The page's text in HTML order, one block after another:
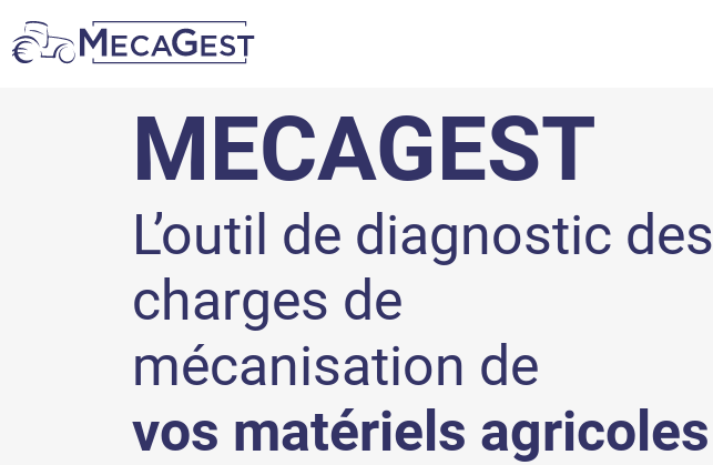
MECAGEST
L’outil de diagnostic des
charges de
mécanisation de
vos matériels agricoles